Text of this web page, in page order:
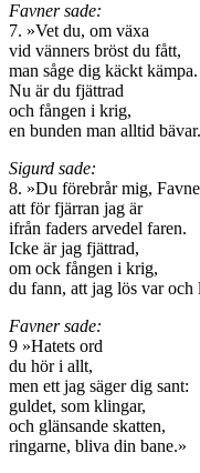
Favner sade:
7. »Vet du, om växa
vid vänners bröst du fått,
man såge dig käckt kämpa.
Nu är du fjättrad
och fången i krig,
en bunden man alltid
Sigurd sade:
8. »Du förebrår mig,
att för fjärran jag är
ifrån faders arvedel faren.
Icke är jag fjättrad,
om ock fången i krig,
du fann, att jag lös var och
Favner sade:
9 »Hatets ord
du hör i allt,
men ett jag säger dig sant:
guldet, som klingar,
och glänsande skatten,
ringarne, bliva din bane.»